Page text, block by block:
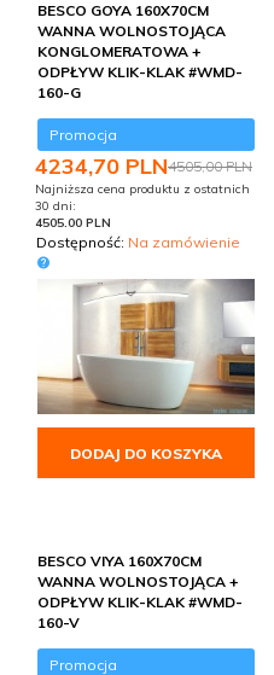
BESCO GOYA 160X70CM
WANNA WOLNOSTOJĄCA
KONGLOMERATOWA +
ODPŁYW KLIK-KLAK #WMD-
160-G
Promocja
4234,70 PLN4505,00 PLN
Najniższa cena produktu z ostatnich
30 dni:
4505.00 PLN
Dostępność: Na zamówienie
DODAJ DO KOSZYKA
BESCO VIYA 160X70CM
WANNA WOLNOSTOJĄCA +
ODPŁYW KLIK-KLAK #WMD-
160-V
Promocja